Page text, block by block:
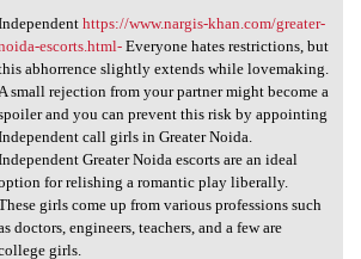
https://www
https://www.nargis-khan.com/greater-
escorts.html-Everyone hates restrictions, but
abhorrence slightly extends while lovemaking.
A small rejection from your partner might become a
and you can prevent this risk by appointing
call girls in Greater Noida.
Greater Noida escorts are an ideal
for relishing a romantic play liberally.
girls come up from various professions such
doctors, engineers, teachers, and a few are
girls.